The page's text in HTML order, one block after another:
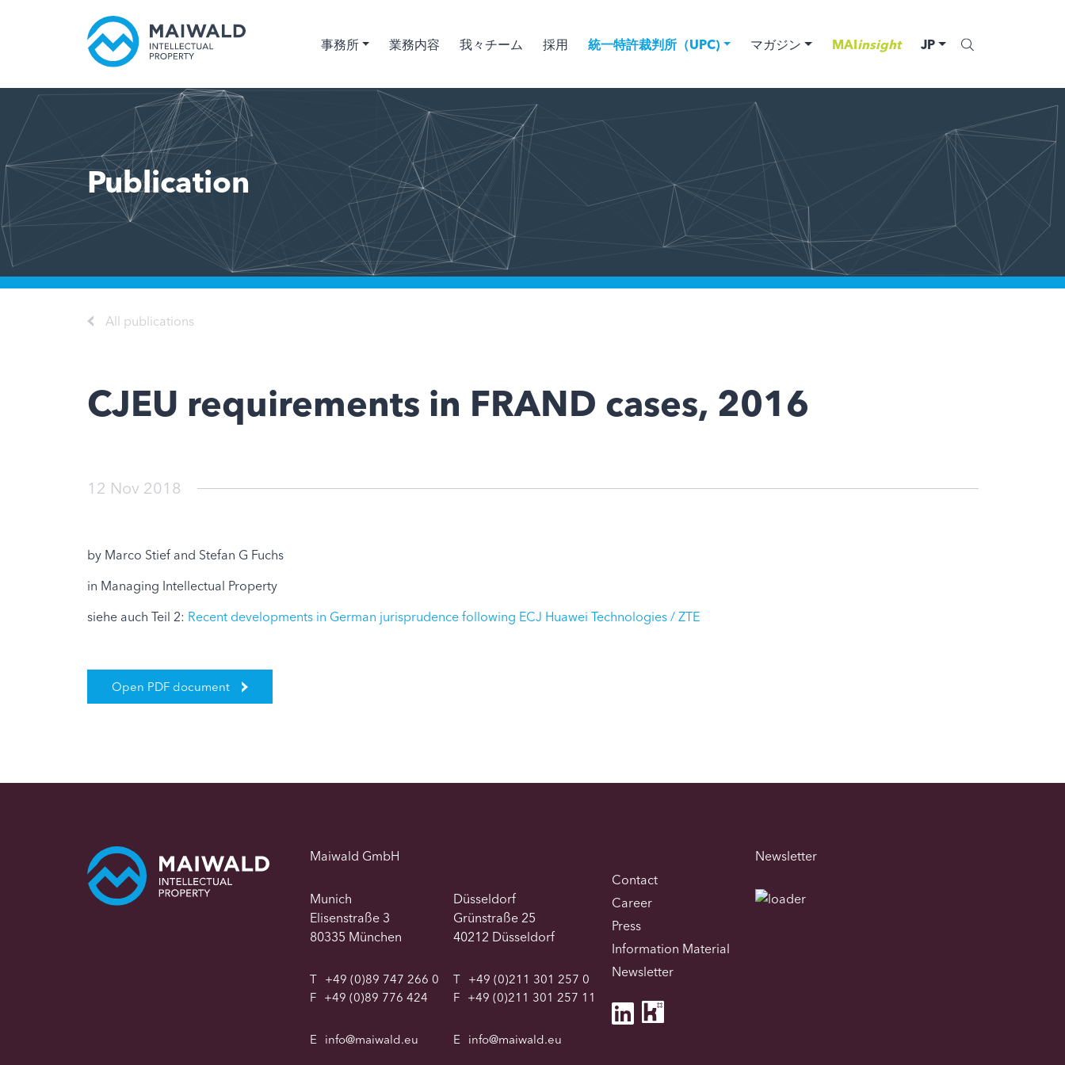
事務所 業務内容 我々チーム 採用 統一特許裁判所（UPC) マガジン MAIinsight JP
Publication
All publications
CJEU requirements in FRAND cases, 2016
12 Nov 2018
by Marco Stief and Stefan G Fuchs
in Managing Intellectual Property
siehe auch Teil 2: Recent developments in German jurisprudence following ECJ Huawei Technologies / ZTE
Open PDF document
Maiwald GmbH
Munich
Elisenstraße 3
80335 München
T +49 (0)89 747 266 0
F +49 (0)89 776 424
E info@maiwald.eu
Düsseldorf
Grünstraße 25
40212 Düsseldorf
T
+49 (0)211 301 257 0
F
+49 (0)211 301 257 11
E info@maiwald.eu
Contact
Career
Press
Information Material
Newsletter
Newsletter